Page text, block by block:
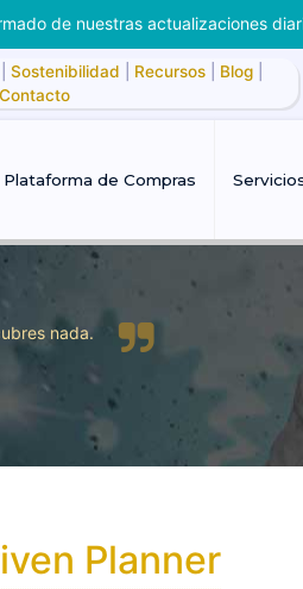
de nuestras actualizaciones
Sostenibilidad Recursos| Blog|
Contacto
Plataforma de Compras
nada.
Planner